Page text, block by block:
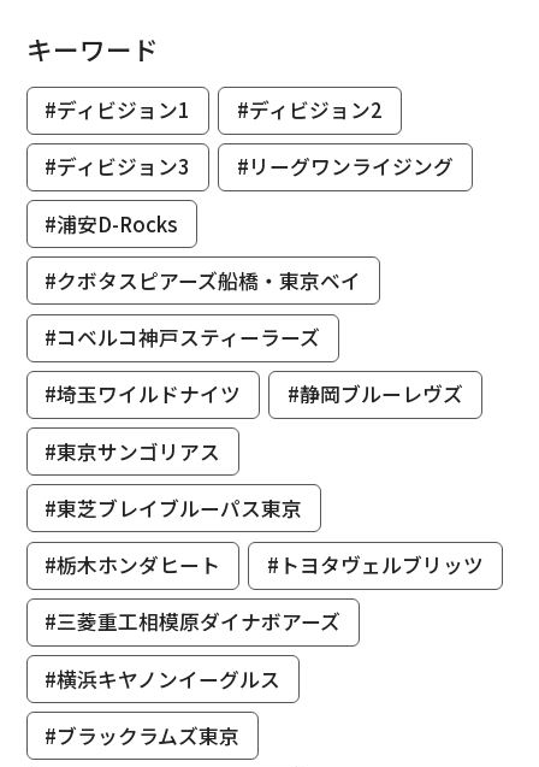
キーワード
#ディビジョン1
#ディビジョン2
#ディビジョン3
#リーグワンライジング
#浦安D-Rocks
#クボタスピアーズ船橋・東京ベイ
#コベルコ神戸スティーラーズ
#埼玉ワイルドナイツ
#静岡ブルーレヴズ
#東京サンゴリアス
#東芝ブレイブルーパス東京
#栃木ホンダヒート
#トヨタヴェルブリッツ
#三菱重工相模原ダイナボアーズ
#横浜キヤノンイーグルス
#ブラックラムズ東京